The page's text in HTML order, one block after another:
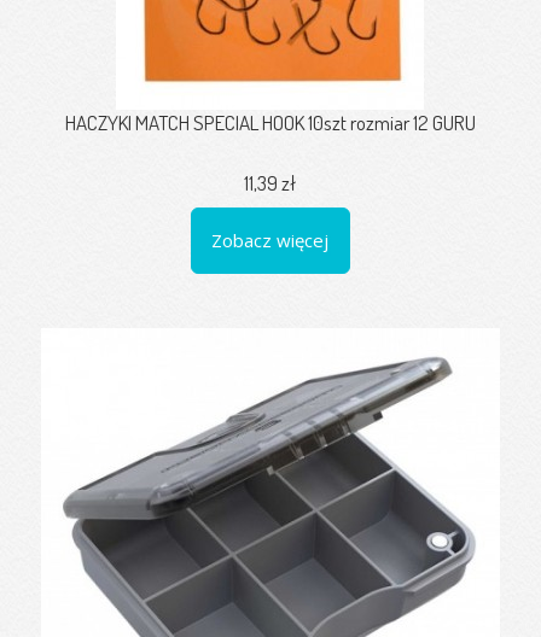
HACZYKI MATCH SPECIAL HOOK 10szt rozmiar 12 GURU
11,39 zł
Zobacz więcej